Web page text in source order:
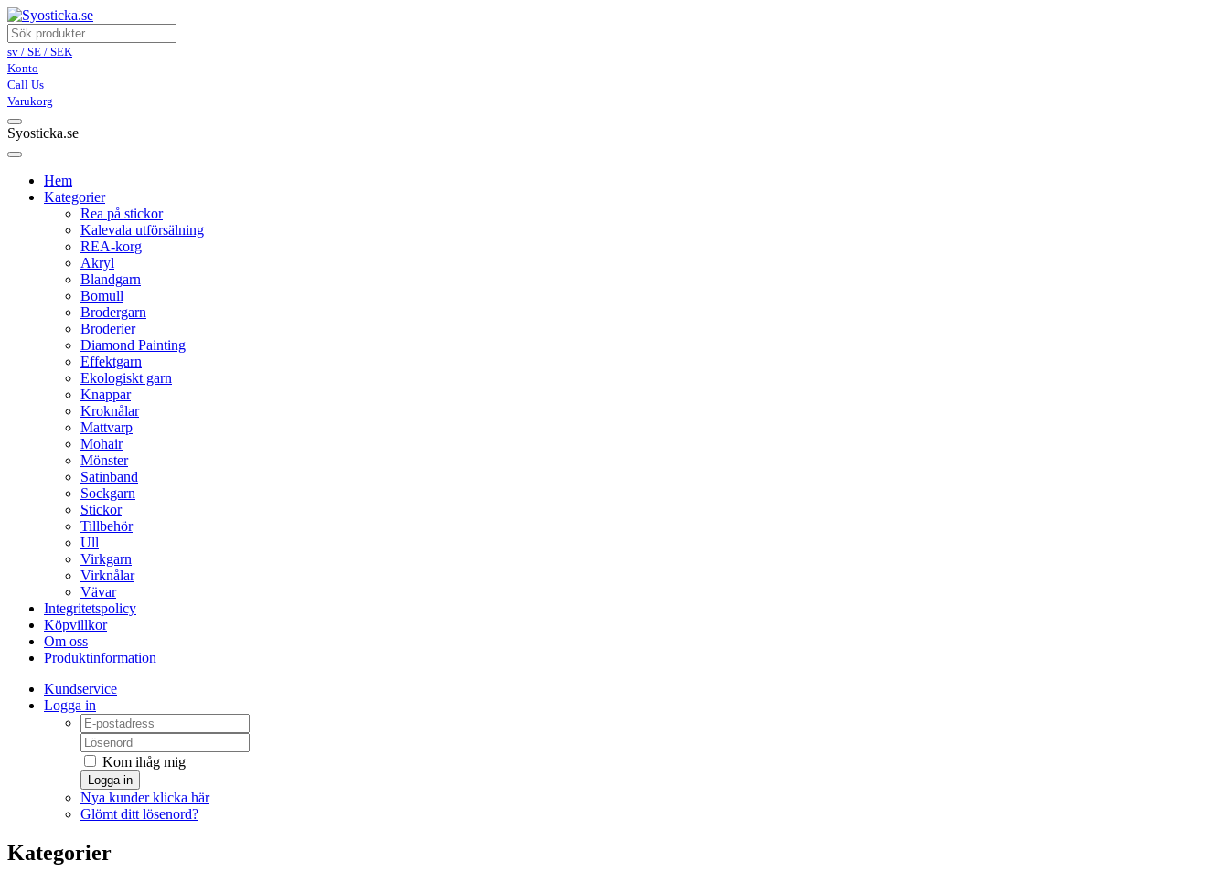
sv / SE / SEK
Konto
Call Us
Varukorg
Syosticka.se
Hem
Kategorier
Rea på stickor
Kalevala utförsälning
REA-korg
Akryl
Blandgarn
Bomull
Brodergarn
Broderier
Diamond Painting
Effektgarn
Ekologiskt garn
Knappar
Kroknålar
Mattvarp
Mohair
Mönster
Satinband
Sockgarn
Stickor
Tillbehör
Ull
Virkgarn
Virknålar
Vävar
Integritetspolicy
Köpvillkor
Om oss
Produktinformation
Kundservice
Logga in
Kom ihåg mig
Logga in
Nya kunder klicka här
Glömt ditt lösenord?
Kategorier